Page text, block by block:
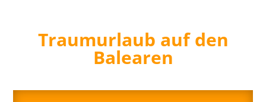
Traumurlaub auf den
Balearen